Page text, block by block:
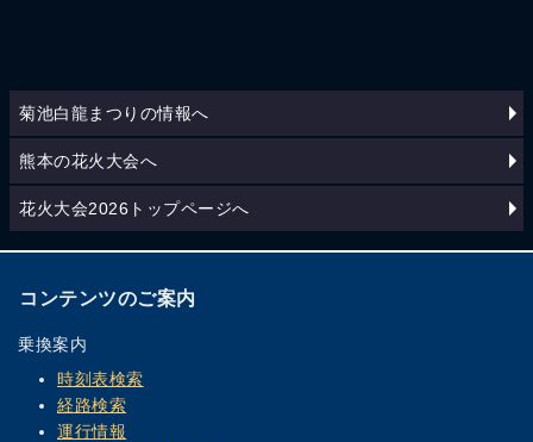
菊池白龍まつりの情報へ
熊本の花火大会へ
花火大会2026トップページへ
コンテンツのご案内
乗換案内
時刻表検索
経路検索
運行情報